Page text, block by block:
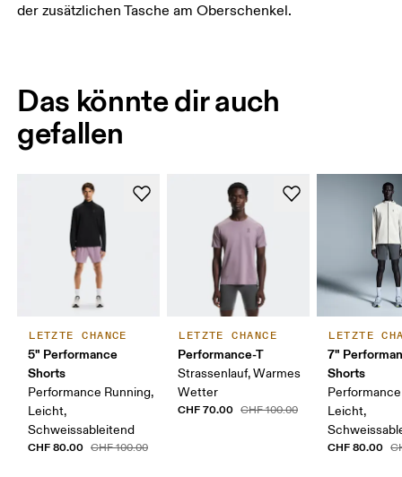
der zusätzlichen Tasche am Oberschenkel.
Das könnte dir auch
gefallen
LETZTE CHANCE
5" Performance
Shorts
Performance Running,
Leicht,
Schweissableitend
CHF 80.00 CHF 100.00
LETZTE CHANCE
Performance-T
Strassenlauf, Warmes
Wetter
CHF 70.00 CHF 100.00
LETZTE
7"
Shorts
Leicht,
CHF 80.00